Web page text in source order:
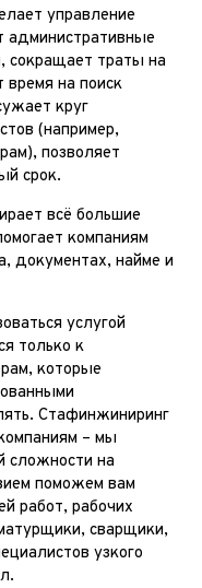
управление
административные
сокращает траты на
на поиск
круг
(например,
позволяет
срок.
всё большие
компаниям
документах, найме и
услугой
только к
которые
Стафинжиниринг
– мы
сложности на
поможем вам
работ, рабочих
сварщики,
узкого